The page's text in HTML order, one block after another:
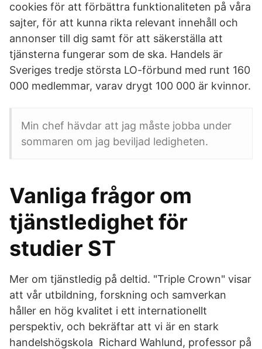
cookies för att förbättra funktionaliteten på våra
sajter, för att kunna rikta relevant innehåll och
annonser till dig samt för att säkerställa att
tjänsterna fungerar som de ska. Handels är
Sveriges tredje största LO-förbund med runt 160
000 medlemmar, varav drygt 100 000 är kvinnor.
Min chef hävdar att jag måste jobba under
sommaren om jag beviljad ledigheten.
Vanliga frågor om
tjänstledighet för
studier ST
Mer om tjänstledig på deltid. "Triple Crown" visar
att vår utbildning, forskning och samverkan
håller en hög kvalitet i ett internationellt
perspektiv, och bekräftar att vi är en stark
handelshögskola Richard Wahlund, professor på